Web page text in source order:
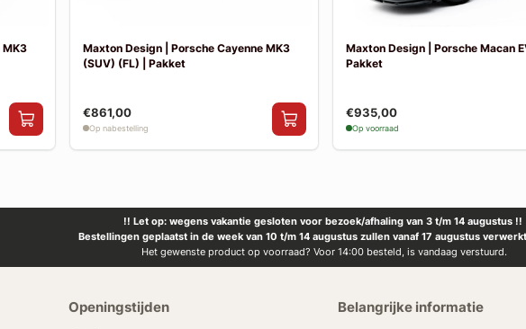
MK3
Maxton Design | Porsche Cayenne MK3
(SUV) (FL) | Pakket
€861,00
Op nabestelling
Maxton Design | Porsche Macan
Pakket
€935,00
Op voorraad
!! Let op: wegens vakantie gesloten voor bezoek/afhaling van 3 t/m 14 augustus !!
Bestellingen geplaatst in de week van 10 t/m 14 augustus zullen vanaf 17 augustus
Het gewenste product op voorraad? Voor 14:00 besteld, is vandaag verstuurd.
Openingstijden Belangrijke informatie